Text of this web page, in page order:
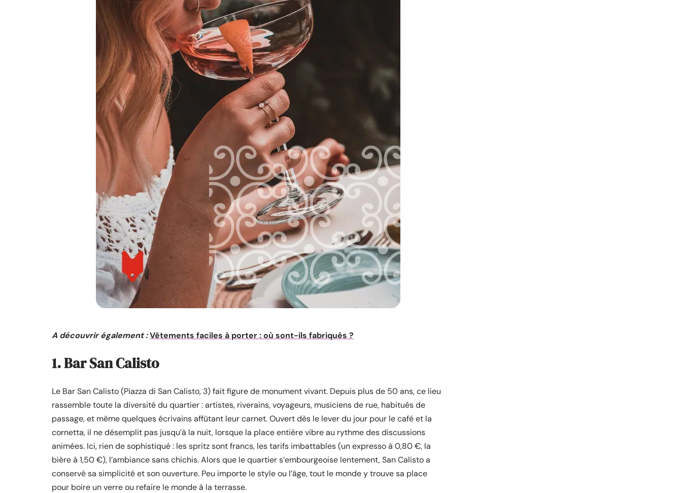
A découvrir également :Vêtements faciles à porter : où sont-ils fabriqués ?
1. Bar San Calisto
Le Bar San Calisto (Piazza di San Calisto, 3) fait figure de monument vivant. Depuis plus de 50 ans, ce lieu
rassemble toute la diversité du quartier : artistes, riverains, voyageurs, musiciens de rue, habitués de
passage, et même quelques écrivains affûtant leur carnet. Ouvert dès le lever du jour pour le café et la
cornetta, il ne désemplit pas jusqu’à la nuit, lorsque la place entière vibre au rythme des discussions
animées. Ici, rien de sophistiqué : les spritz sont francs, les tarifs imbattables (un expresso à 0,80 €, la
bière à 1,50 €), l’ambiance sans chichis. Alors que le quartier s’embourgeoise lentement, San Calisto a
conservé sa simplicité et son ouverture. Peu importe le style ou l’âge, tout le monde y trouve sa place
pour boire un verre ou refaire le monde à la terrasse.